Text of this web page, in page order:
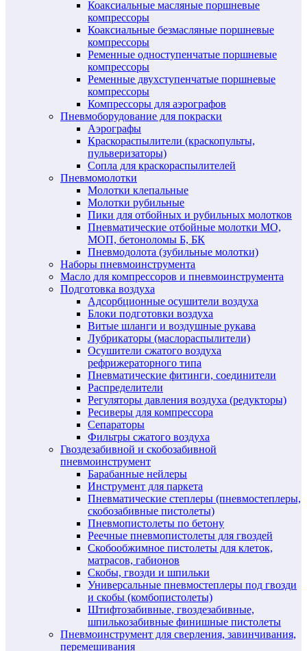
Коаксиальные масляные поршневые
компрессоры
Коаксиальные безмасляные поршневые
компрессоры
Ременные одноступенчатые поршневые
компрессоры
Ременные двухступенчатые поршневые
компрессоры
Компрессоры для аэрографов
Пневмоборудование для покраски
Аэрографы
Краскораспылители (краскопульты,
пульверизаторы)
Сопла для краскораспылителей
Пневмомолотки
Молотки клепальные
Молотки рубильные
Пики для отбойных и рубильных молотков
Пневматические отбойные молотки МО,
МОП, бетоноломы Б, БК
Пневмодолота (зубильные молотки)
Наборы пневмоинструмента
Масло для компрессоров и пневмоинструмента
Подготовка воздуха
Адсорбционные осушители воздуха
Блоки подготовки воздуха
Витые шланги и воздушные рукава
Лубрикаторы (маслораспылители)
Осушители сжатого воздуха
рефрижераторного типа
Пневматические фитинги, соединители
Распределители
Регуляторы давления воздуха (редукторы)
Ресиверы для компрессора
Сепараторы
Фильтры сжатого воздуха
Гвоздезабивной и скобозабивной
пневмоинструмент
Барабанные нейлеры
Инструмент для паркета
Пневматические степлеры (пневмостеплеры,
скобозабивные пистолеты)
Пневмопистолеты по бетону
Реечные пневмопистолеты для гвоздей
Скобообжимное пистолеты для клеток,
матрасов, габионов
Скобы, гвозди и шпильки
Универсальные пневмостеплеры под гвозди
и скобы (комбопистолеты)
Штифтозабивные, гвоздезабивные,
шпилькозабивные финишные пистолеты
Пневмоинструмент для сверления, завинчивания,
перемешивания